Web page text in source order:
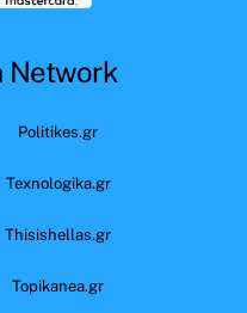
Network
Politikes.gr
Texnologika.gr
Thisishellas.gr
Topikanea.gr